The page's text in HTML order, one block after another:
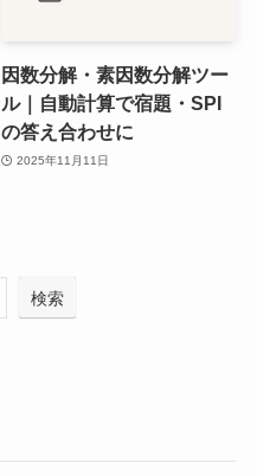
因数分解・素因数分解ツー
ル｜自動計算で宿題・SPI
の答え合わせに
2025年11月11日
検索